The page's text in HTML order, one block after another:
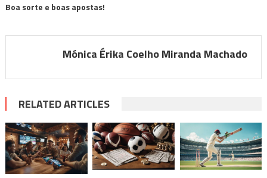
Boa sorte e boas apostas!
Mónica Érika Coelho Miranda Machado
RELATED ARTICLES